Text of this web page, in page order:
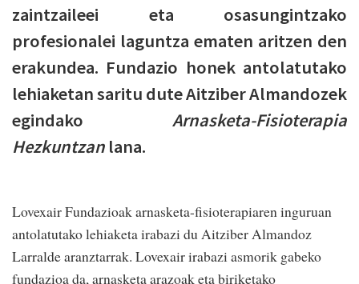
zaintzaileei eta osasungintzako
profesionalei laguntza ematen aritzen den
erakundea. Fundazio honek antolatutako
lehiaketan saritu dute Aitziber Almandozek
egindako Arnasketa-Fisioterapia
Hezkuntzan lana.
Lovexair Fundazioak arnasketa-fisioterapiaren inguruan
antolatutako lehiaketa irabazi du Aitziber Almandoz
Larralde aranztarrak. Lovexair irabazi asmorik gabeko
fundazioa da, arnasketa arazoak eta biriketako